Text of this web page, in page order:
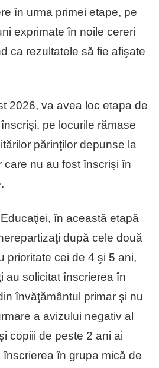
în urma primei etape, pe
exprimate în noile cereri
ca rezultatele să fie afişate
2026, va avea loc etapa de
pe locurile rămase
părinţilor depunse la
care nu au fost înscrişi în
în această etapă
după cele două
prioritate cei de 4 şi 5 ani,
au solicitat înscrierea în
învăţământul primar şi nu
a avizului negativ al
copiii de peste 2 ani ai
în grupa mică de